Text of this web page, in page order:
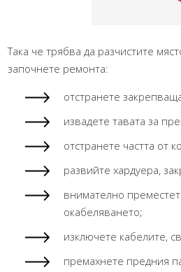
Така че трябва да разчистите
започнете ремонта:
отстранете
извадете тавата за
отстранете частта от
развийте хардуера,
внимателно
окабеляването;
изключете кабелите,
премахнете предния